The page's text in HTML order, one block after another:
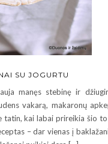
SU JOGURTU
manęs stebinę ir
vakarą, makaronų
tatin, kai labai prireikia šio
– dar vienas į